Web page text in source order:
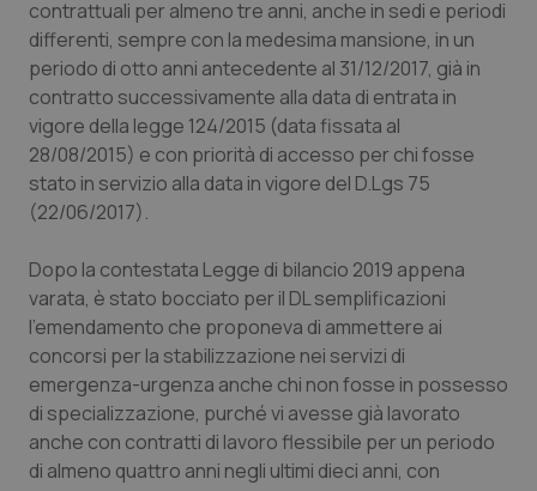
contrattuali per almeno tre anni, anche in sedi e periodi
differenti, sempre con la medesima mansione, in un
periodo di otto anni antecedente al 31/12/2017, già in
contratto successivamente alla data di entrata in
vigore della legge 124/2015 (data fissata al
28/08/2015) e con priorità di accesso per chi fosse
stato in servizio alla data in vigore del D.Lgs 75
(22/06/2017).
Dopo la contestata Legge di bilancio 2019 appena
varata, è stato bocciato per il DL semplificazioni
l’emendamento che proponeva di ammettere ai
concorsi per la stabilizzazione nei servizi di
emergenza-urgenza anche chi non fosse in possesso
di specializzazione, purché vi avesse già lavorato
anche con contratti di lavoro flessibile per un periodo
di almeno quattro anni negli ultimi dieci anni, con
CookieScriptConsent
CookieScript
www.quotidianosanita.it
5
tracking-sites-ironfish-
tracking-enable
www.quotidianosanita.it
tracking-sites-ironfish-
session-id
www.quotidianosanita.it